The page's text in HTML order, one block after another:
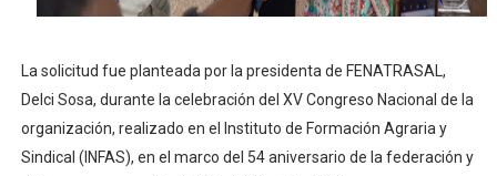
La solicitud fue planteada por la presidenta de FENATRASAL,
Delci Sosa, durante la celebración del XV Congreso Nacional de la
organización, realizado en el Instituto de Formación Agraria y
Sindical (INFAS), en el marco del 54 aniversario de la federación y